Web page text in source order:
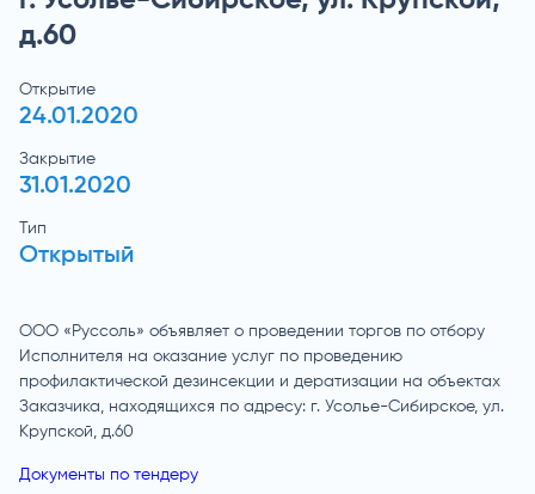
д.60
Открытие
24.01.2020
Закрытие
31.01.2020
Тип
Открытый
ООО «Руссоль» объявляет о проведении торгов по отбору
Исполнителя на оказание услуг по проведению
профилактической дезинсекции и дератизации на объектах
Заказчика, находящихся по адресу: г. Усолье-Сибирское, ул.
Крупской, д.60
Документы по тендеру